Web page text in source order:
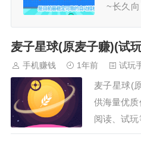
~长久向
任务自
休息时
微信和
本包更
电模拟
麦子星球(原麦子赚)(试
手机赚钱 1年前 试玩
麦子星球(
供海量优
阅读、试
需求！平